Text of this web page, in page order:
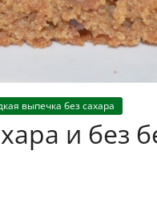
выпечка без сахара
и без